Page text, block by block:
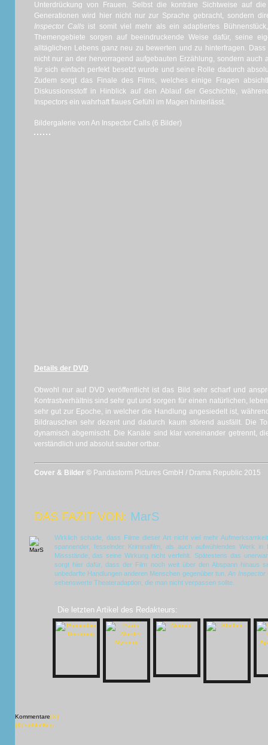
Unterdrückung von Frauen. Selbst die konträre Sichtweise auf
Generationen wird hier nicht nur zur Sprache gebracht, sondern
Inspector Callsist somit viel mehr als ein adaptiertes
Themengebiete sorgen auf beeindruckende Weise dafür, seine
alltäglichen Lebens ganz neu zu bewerten und zu hinterfragen.
nicht nur an der hervorragend aufgebauten Erzählung, sondern auch
für sich einfach perfekt besetzt wurde und seine Rolle dadurch
Zudem sorgt das Finale des Films, welches einige Fragen
Diskussionsstoff in Hinblick auf den Ablauf der Geschichte,
Inspectors ein wahrhaft flaues Gefühl im Magen hinterlässt.
Bildergalerie von An Inspector Calls (6 Bilder)
Details der DVD
Obwohl nur auf DVD veröffentlicht ist das Bild sehr scharf und
Kontrastverhältnis sind sehr gut und sorgen für einen natürlichen,
sehr gut zur Epoche, in welcher die Handlung angesiedelt ist,
Bildrauschen sehr dezent und dadurch kaum störend ausfällt. Die
dynamisch abgemischt. Die Kanäle sind klar voneinander getrennt,
verständlich und absolut sauber ortbar.
Cover & Bilder © Pandastorm Pictures GmbH / Drama Republic 2015
DAS FAZIT VON: MarS
Wirklich schade, dass Filme dieser Art nicht viel mehr
spannender, fesselnder Kriminalfilm, als auch aufwühlendes Werk
Missstände, das seine Wirkung nicht verfehlt. Spätestens das
sorgt hier dafür, dass der Film noch weit über den Abspann hinaus
unbedarfte Handlungen anderen Menschen gegenüber tun.An Inspector
sehenswerte Theateradaption, die man nicht verpassen sollte.
Die letzten Artikel des Redakteurs:
Kommentare[X]
[X] schließen